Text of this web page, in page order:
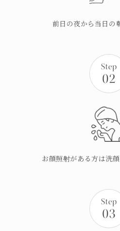
前日の夜から当日の
お顔照射がある方は洗顔